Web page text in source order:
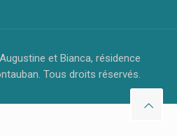
et Bianca, résidence
Tous droits réservés.